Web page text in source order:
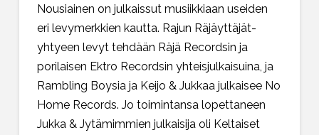
Nousiainen on julkaissut musiikkiaan useiden
eri levymerkkien kautta. Rajun Räjäyttäjät-
yhtyeen levyt tehdään Räjä Recordsin ja
porilaisen Ektro Recordsin yhteisjulkaisuina, ja
Rambling Boysia ja Keijo & Jukkaa julkaisee No
Home Records. Jo toimintansa lopettaneen
Jukka & Jytämimmien julkaisija oli Keltaiset